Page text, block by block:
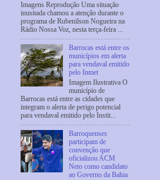
Imagens Reprodução Uma situação
inusitada chamou a atenção durante o
programa de Rubenilson Nogueira na
Rádio Nossa Voz, nesta terça-feira ...
Barrocas está entre os
municípios em alerta
para vendaval emitido
pelo Inmet
Imagem Ilustrativa O
município de
Barrocas está entre as cidades que
integram o alerta de perigo potencial
para vendaval emitido pelo Instit...
Barroquenses
participam de
convenção que
oficializou ACM
Neto como candidato
ao Governo da Bahia